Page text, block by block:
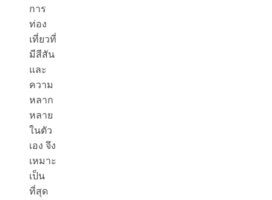
การ
ท่อง
เที่ยวที่
มีสีสัน
และ
ความ
หลาก
หลาย
ในตัว
เอง จึง
เหมาะ
เป็น
ที่สุด